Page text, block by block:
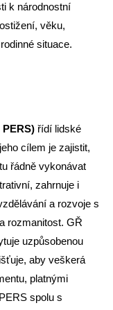
k národnostní
věku,
situace.
řídí lidské
cílem je zajistit,
řádně vykonávat
zahrnuje i
a rozvoje s
rozmanitost. GŘ
uzpůsobenou
aby veškerá
platnými
spolu s